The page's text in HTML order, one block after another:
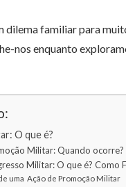
dilema familiar para
nos enquanto
O que é?
Militar: Quando ocorre?
Militar: O que é? Como
uma Ação de Promoção Militar